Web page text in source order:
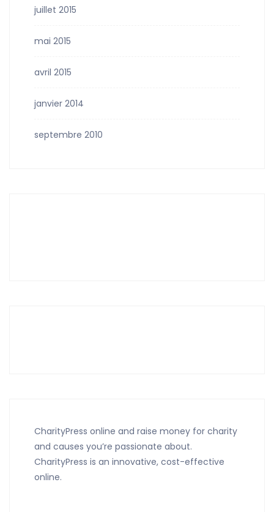
juillet 2015
mai 2015
avril 2015
janvier 2014
septembre 2010
CharityPress online and raise money for charity
and causes you’re passionate about.
CharityPress is an innovative, cost-effective
online.